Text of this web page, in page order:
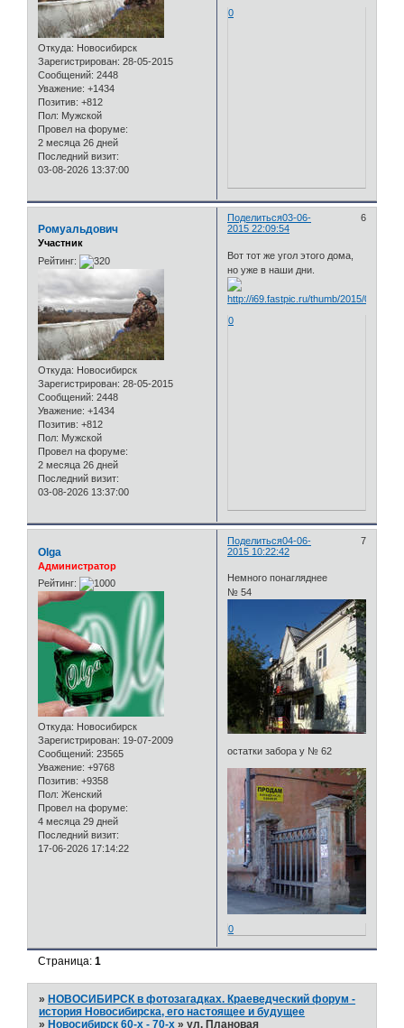
Откуда: Новосибирск
Зарегистрирован: 28-05-2015
Сообщений: 2448
Уважение: +1434
Позитив: +812
Пол: Мужской
Провел на форуме:
2 месяца 26 дней
Последний визит:
03-08-2026 13:37:00
0
Поделиться 6
03-06-
2015 22:09:54
Ромуальдович
Участник
Рейтинг:
Откуда: Новосибирск
Зарегистрирован: 28-05-2015
Сообщений: 2448
Уважение: +1434
Позитив: +812
Пол: Мужской
Провел на форуме:
2 месяца 26 дней
Последний визит:
03-08-2026 13:37:00
Вот тот же угол этого дома,
но уже в наши дни.
0
Поделиться 7
04-06-
2015 10:22:42
Olga
Администратор
Рейтинг:
Откуда: Новосибирск
Зарегистрирован: 19-07-2009
Сообщений: 23565
Уважение: +9768
Позитив: +9358
Пол: Женский
Провел на форуме:
4 месяца 29 дней
Последний визит:
17-06-2026 17:14:22
Немного понагляднее
№ 54
остатки забора у № 62
0
Страница:1
»НОВОСИБИРСК в фотозагадках. Краеведческий форум -
история Новосибирска, его настоящее и будущее
»Новосибирск 60-х - 70-х »ул. Плановая